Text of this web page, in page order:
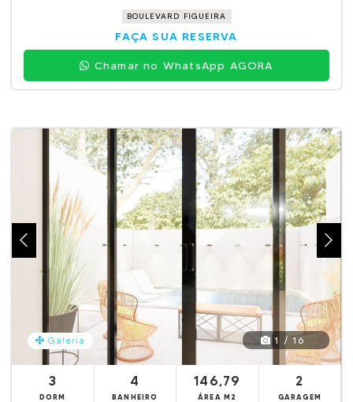
BOULEVARD FIGUEIRA
FAÇA SUA RESERVA
Chamar no WhatsApp AGORA
Galeria 1 / 16
3
DORM
4
BANHEIRO
146,79
ÁREA M2
2
GARAGEM